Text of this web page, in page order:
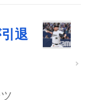
退